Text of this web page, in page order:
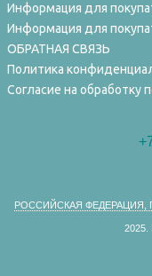
Информация для
Информация для
ОБРАТНАЯ СВЯЗЬ
Политика
Согласие на обработку
РОССИЙСКАЯ ФЕДЕРАЦИЯ, Г.
2025.